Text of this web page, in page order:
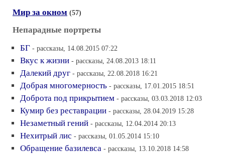
Мир за окном (57)
Непарадные портреты
БГ - рассказы, 14.08.2015 07:22
Вкус к жизни - рассказы, 24.08.2013 18:11
Далекий друг - рассказы, 22.08.2018 16:21
Добрая многомерность - рассказы, 17.01.2015 18:51
Доброта под прикрытием - рассказы, 03.03.2018 12:03
Кумир без реставрации - рассказы, 28.04.2019 15:28
Незаметный гений - рассказы, 12.04.2014 20:13
Нехитрый лис - рассказы, 01.05.2014 15:10
Обращение базилевса - рассказы, 13.10.2018 14:58